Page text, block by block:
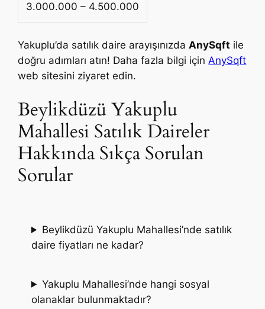
3.000.000 – 4.500.000
Yakuplu’da satılık daire arayışınızdaAnySqft ile
doğru adımları atın! Daha fazla bilgi içinAnySqft
web sitesini ziyaret edin.
Beylikdüzü Yakuplu
Mahallesi Satılık Daireler
Hakkında Sıkça Sorulan
Sorular
Beylikdüzü Yakuplu Mahallesi’nde satılık
daire fiyatları ne kadar?
Yakuplu Mahallesi’nde hangi sosyal
olanaklar bulunmaktadır?